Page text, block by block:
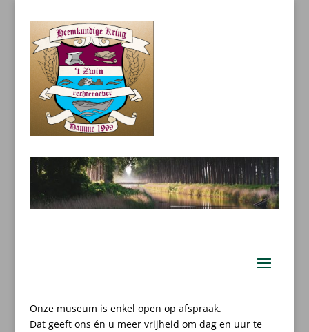
Onze museum is enkel open op afspraak.
Dat geeft ons én u meer vrijheid om dag en uur te